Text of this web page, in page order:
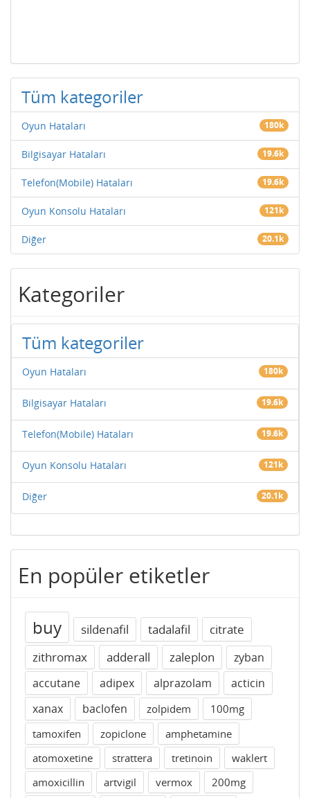
Tüm kategoriler
Oyun Hataları 180k
Bilgisayar Hataları 19.6k
Telefon(Mobile) Hataları 19.6k
Oyun Konsolu Hataları 121k
Diğer 20.1k
Kategoriler
Tüm kategoriler
Oyun Hataları 180k
Bilgisayar Hataları 19.6k
Telefon(Mobile) Hataları 19.6k
Oyun Konsolu Hataları 121k
Diğer 20.1k
En popüler etiketler
buy sildenafil tadalafil
citrate
zithromax
adderall zaleplon
zyban
accutane
adipex alprazolam
acticin
xanax
baclofen zolpidem
100mg
tamoxifen
zopiclone
amphetamine
atomoxetine
strattera tretinoin
waklert
amoxicillin
artvigil vermox
200mg